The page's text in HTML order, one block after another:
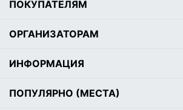
ПОКУПАТЕЛЯМ
ОРГАНИЗАТОРАМ
ИНФОРМАЦИЯ
ПОПУЛЯРНО (МЕСТА)